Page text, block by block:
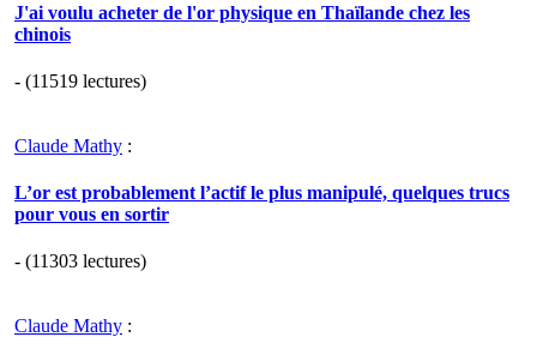
J'ai voulu acheter de l'or physique en Thaïlande chez les
chinois
- (11519 lectures)
Claude Mathy :
L’or est probablement l’actif le plus manipulé, quelques trucs
pour vous en sortir
- (11303 lectures)
Claude Mathy :